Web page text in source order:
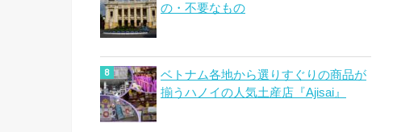
の・不要なもの
ベトナム各地から選りすぐりの商品が
揃うハノイの人気土産店『Ajisai』